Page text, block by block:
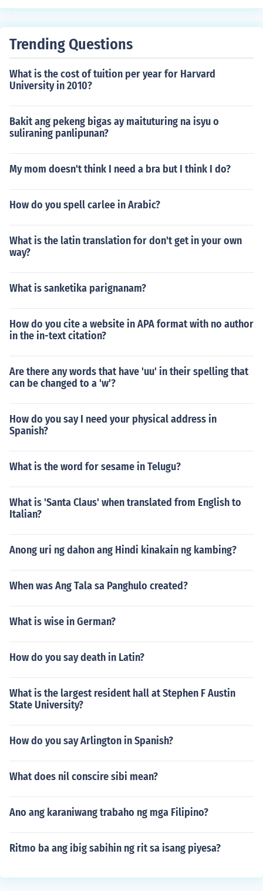
Trending Questions
What is the cost of tuition per year for Harvard
University in 2010?
Bakit ang pekeng bigas ay maituturing na isyu o
suliraning panlipunan?
My mom doesn't think I need a bra but I think I do?
How do you spell carlee in Arabic?
What is the latin translation for don't get in your own
way?
What is sanketika parignanam?
How do you cite a website in APA format with no author
in the in-text citation?
Are there any words that have 'uu' in their spelling that
can be changed to a 'w'?
How do you say I need your physical address in
Spanish?
What is the word for sesame in Telugu?
What is 'Santa Claus' when translated from English to
Italian?
Anong uri ng dahon ang Hindi kinakain ng kambing?
When was Ang Tala sa Panghulo created?
What is wise in German?
How do you say death in Latin?
What is the largest resident hall at Stephen F Austin
State University?
How do you say Arlington in Spanish?
What does nil conscire sibi mean?
Ano ang karaniwang trabaho ng mga Filipino?
Ritmo ba ang ibig sabihin ng rit sa isang piyesa?